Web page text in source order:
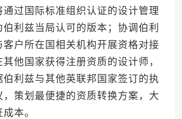
通过国际标准组织认证的设计管理
利兹当局认可的版本；协调伯利
客户所在国相关机构开展资格对接
他国家获得注册资质的设计师，
伯利兹与其他英联邦国家签订的执
，策划最便捷的资质转换方案，大
本。